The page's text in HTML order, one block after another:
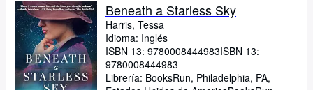
Beneath a Starless Sky
Harris, Tessa
Idioma: Inglés
ISBN 13: 9780008444983ISBN 13:
9780008444983
Librería: BooksRun, Philadelphia, PA,